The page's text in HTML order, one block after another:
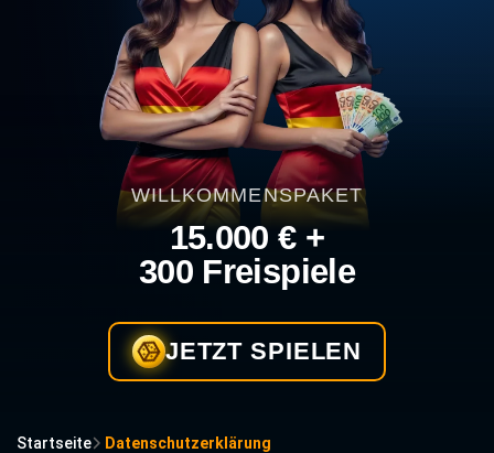
WILLKOMMENSPAKET
15.000 € +
300 Freispiele
JETZT SPIELEN
Startseite Datenschutzerklärung